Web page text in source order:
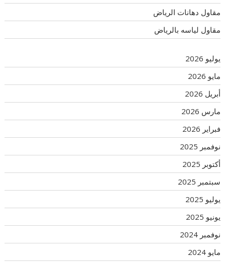
مقاول دهانات الرياض
مقاول لياسه بالرياض
يوليو 2026
مايو 2026
أبريل 2026
مارس 2026
فبراير 2026
نوفمبر 2025
أكتوبر 2025
سبتمبر 2025
يوليو 2025
يونيو 2025
نوفمبر 2024
مايو 2024